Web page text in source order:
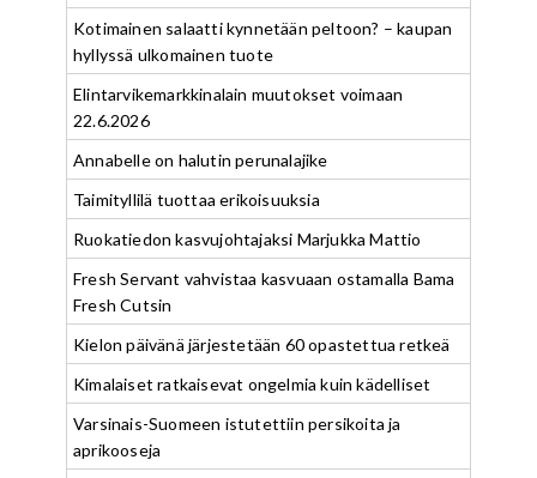
Kotimainen salaatti kynnetään peltoon? – kaupan
hyllyssä ulkomainen tuote
Elintarvikemarkkinalain muutokset voimaan
22.6.2026
Annabelle on halutin perunalajike
Taimityllilä tuottaa erikoisuuksia
Ruokatiedon kasvujohtajaksi Marjukka Mattio
Fresh Servant vahvistaa kasvuaan ostamalla Bama
Fresh Cutsin
Kielon päivänä järjestetään 60 opastettua retkeä
Kimalaiset ratkaisevat ongelmia kuin kädelliset
Varsinais-Suomeen istutettiin persikoita ja
aprikooseja